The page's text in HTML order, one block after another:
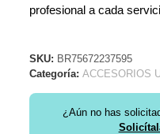
profesional a cada
SKU: BR75672237595
Categoría:ACCESORIOS
¿Aún no has